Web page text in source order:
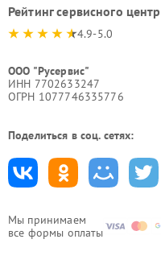
Мы принимаем
все формы оплаты
Рейтинг сервисного
4.9-5.0
ООО "Русервис"
ИНН 7702633247
ОГРН 1077746335776
Поделиться в соц. сетях: